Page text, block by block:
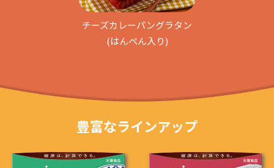
チーズカレーパングラタン
(はんぺん入り)
豊富なラインアップ